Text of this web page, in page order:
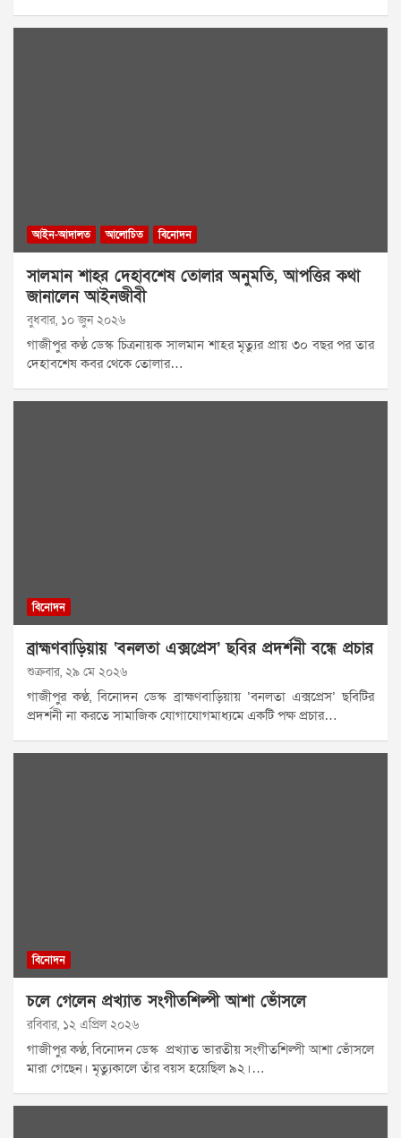
আইন-আদালত আলোচিত বিনোদন
সালমান শাহর দেহাবশেষ তোলার অনুমতি, আপত্তির কথা
জানালেন আইনজীবী
বুধবার, ১০ জুন ২০২৬
গাজীপুর কণ্ঠ ডেস্ক চিত্রনায়ক সালমান শাহর মৃত্যুর প্রায় ৩০ বছর পর তার
দেহাবশেষ কবর থেকে তোলার…
বিনোদন
ব্রাহ্মণবাড়িয়ায় ‘বনলতা এক্সপ্রেস’ ছবির প্রদর্শনী বন্ধে প্রচার
শুক্রবার, ২৯ মে ২০২৬
গাজীপুর কণ্ঠ, বিনোদন ডেস্ক ব্রাহ্মণবাড়িয়ায় ‘বনলতা এক্সপ্রেস’ ছবিটির
প্রদর্শনী না করতে সামাজিক যোগাযোগমাধ্যমে একটি পক্ষ প্রচার…
বিনোদন
চলে গেলেন প্রখ্যাত সংগীতশিল্পী আশা ভোঁসলে
রবিবার, ১২ এপ্রিল ২০২৬
গাজীপুর কণ্ঠ, বিনোদন ডেস্ক প্রখ্যাত ভারতীয় সংগীতশিল্পী আশা ভোঁসলে
মারা গেছেন। মৃত্যুকালে তাঁর বয়স হয়েছিল ৯২।…